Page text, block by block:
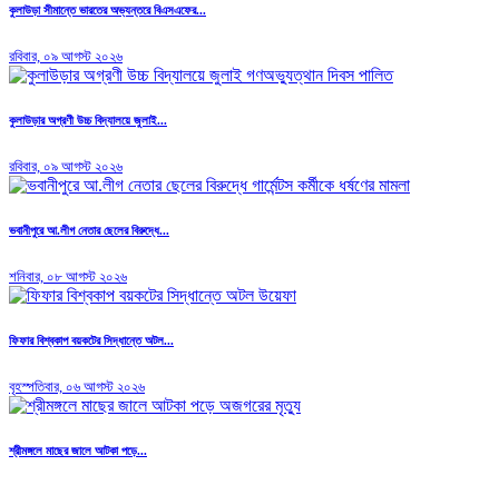
কুলাউড়া সীমান্তে ভারতের অভ্যন্তরে বিএসএফের...
রবিবার, ০৯ আগস্ট ২০২৬
কুলাউড়ার অগ্রণী উচ্চ বিদ্যালয়ে জুলাই...
রবিবার, ০৯ আগস্ট ২০২৬
ভবানীপুরে আ.লীগ নেতার ছেলের বিরুদ্ধে...
শনিবার, ০৮ আগস্ট ২০২৬
ফিফার বিশ্বকাপ বয়কটের সিদ্ধান্তে অটল...
বৃহস্পতিবার, ০৬ আগস্ট ২০২৬
শ্রীমঙ্গলে মাছের জালে আটকা পড়ে...